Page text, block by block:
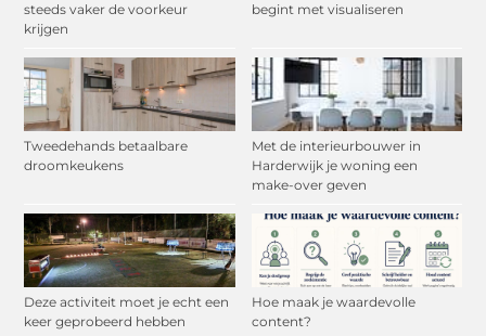
steeds vaker de voorkeur
krijgen
begint met visualiseren
Tweedehands betaalbare
droomkeukens
Met de interieurbouwer in
Harderwijk je woning een
make-over geven
Deze activiteit moet je echt een
keer geprobeerd hebben
Hoe maak je waardevolle
content?